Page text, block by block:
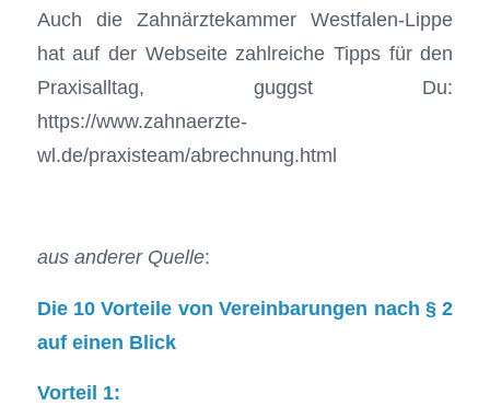
Auch die Zahnärztekammer Westfalen-Lippe
hat auf der Webseite zahlreiche Tipps für den
Praxisalltag, guggst Du:
https://www.zahnaerzte-
wl.de/praxisteam/abrechnung.html
aus anderer Quelle:
Die 10 Vorteile von Vereinbarungen nach § 2
auf einen Blick
Vorteil 1: